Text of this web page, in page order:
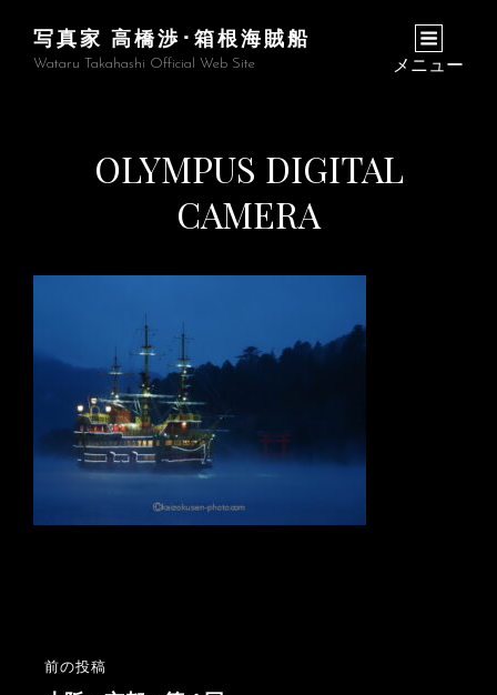
写真家 高橋渉･箱根海賊船
Wataru Takahashi Official Web Site メニュー
OLYMPUS DIGITAL
CAMERA
投
前
前の投稿